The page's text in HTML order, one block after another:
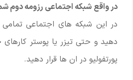
در واقع شبکه اجتماعی رزومه دوم
در این شبکه های اجتماعی تمامی
دهید و حتی تیزر یا پوستر کارهای
پورتفولیو در ان ها قرار دهید.